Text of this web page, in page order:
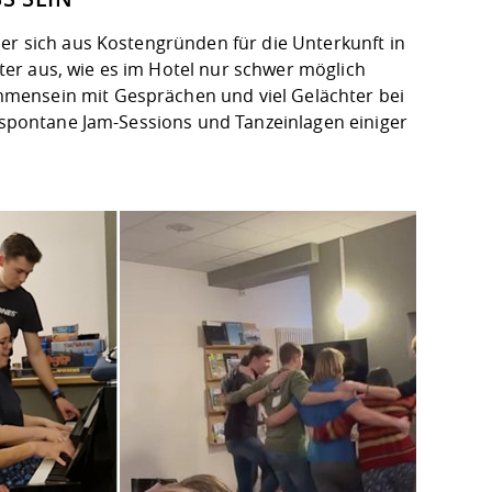
sich aus Kostengründen für die Unterkunft in
aus, wie es im Hotel nur schwer möglich
mit Gesprächen und viel Gelächter bei
Jam-Sessions und Tanzeinlagen einiger